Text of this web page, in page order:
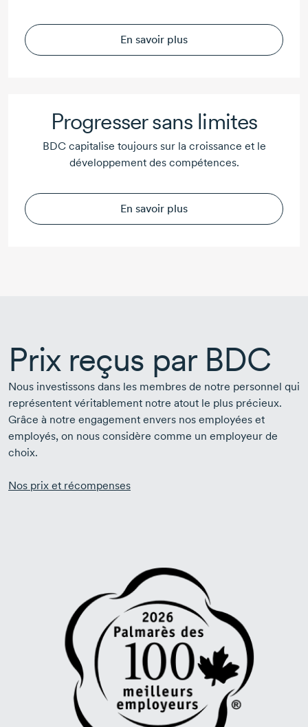
En savoir plus
Progresser sans limites
BDC capitalise toujours sur la croissance et le
développement des compétences.
En savoir plus
Prix reçus par BDC
Nous investissons dans les membres de notre personnel qui
représentent véritablement notre atout le plus précieux.
Grâce à notre engagement envers nos employées et
employés, on nous considère comme un employeur de
choix.
Nos prix et récompenses